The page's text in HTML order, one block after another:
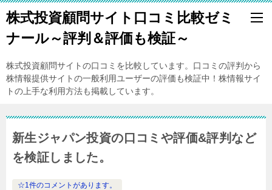
株式投資顧問サイト口コミ比較ゼミ
ナール～評判＆評価も検証～
株式投資顧問サイトの口コミを比較しています。口コミの評判から
株情報提供サイトの一般利用ユーザーの評価も検証中！株情報サイ
トの上手な利用方法も掲載しています。
新生ジャパン投資の口コミや評価&評判など
を検証しました。
☆1件のコメントがあります。